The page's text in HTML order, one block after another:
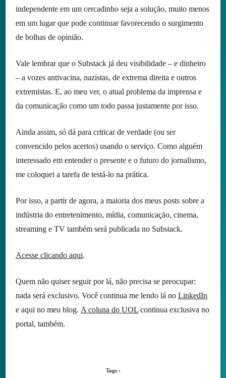
independente em um cercadinho seja a solução, muito menos
em um lugar que pode continuar favorecendo o surgimento
de bolhas de opinião.
Vale lembrar que o Substack já deu visibilidade – e dinheiro
– a vozes antivacina, nazistas, de extrema direita e outros
extremistas. E, ao meu ver, o atual problema da imprensa e
da comunicação como um todo passa justamente por isso.
Ainda assim, só dá para criticar de verdade (ou ser
convencido pelos acertos) usando o serviço. Como alguém
interessado em entender o presente e o futuro do jornalismo,
me coloquei a tarefa de testá-lo na prática.
Por isso, a partir de agora, a maioria dos meus posts sobre a
indústria do entretenimento, mídia, comunicação, cinema,
streaming e TV também será publicada no Substack.
Acesse clicando aqui.
Quem não quiser seguir por lá, não precisa se preocupar:
nada será exclusivo. Você continua me lendo lá noLinkedIn
e aqui no meu blog. A coluna do UOL continua exclusiva no
portal, também.
Tags :